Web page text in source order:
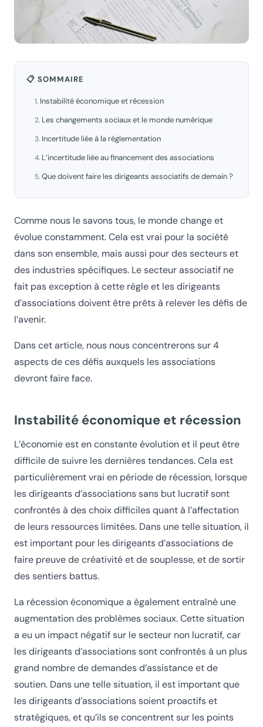
📋 SOMMAIRE
Instabilité économique et récession
Les changements sociaux et le monde numérique
Incertitude liée à la réglementation
L’incertitude liée au financement des associations
Que doivent faire les dirigeants associatifs de demain ?
Comme nous le savons tous, le monde change et
évolue constamment. Cela est vrai pour la société
dans son ensemble, mais aussi pour des secteurs et
des industries spécifiques. Le secteur associatif ne
fait pas exception à cette règle et les dirigeants
d’associations doivent être prêts à relever les défis de
l’avenir.
Dans cet article, nous nous concentrerons sur 4
aspects de ces défis auxquels les associations
devront faire face.
Instabilité économique et récession
L’économie est en constante évolution et il peut être
difficile de suivre les dernières tendances. Cela est
particulièrement vrai en période de récession, lorsque
les dirigeants d’associations sans but lucratif sont
confrontés à des choix difficiles quant à l’affectation
de leurs ressources limitées. Dans une telle situation, il
est important pour les dirigeants d’associations de
faire preuve de créativité et de souplesse, et de sortir
des sentiers battus.
La récession économique a également entraîné une
augmentation des problèmes sociaux. Cette situation
a eu un impact négatif sur le secteur non lucratif, car
les dirigeants d’associations sont confrontés à un plus
grand nombre de demandes d’assistance et de
soutien. Dans une telle situation, il est important que
les dirigeants d’associations soient proactifs et
stratégiques, et qu’ils se concentrent sur les points